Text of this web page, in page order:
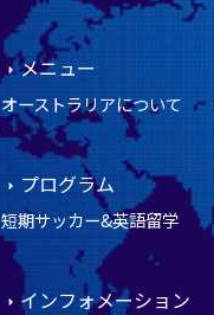
メニュー
オーストラリアについて
プログラム
短期サッカー&英語留学
インフォメーション